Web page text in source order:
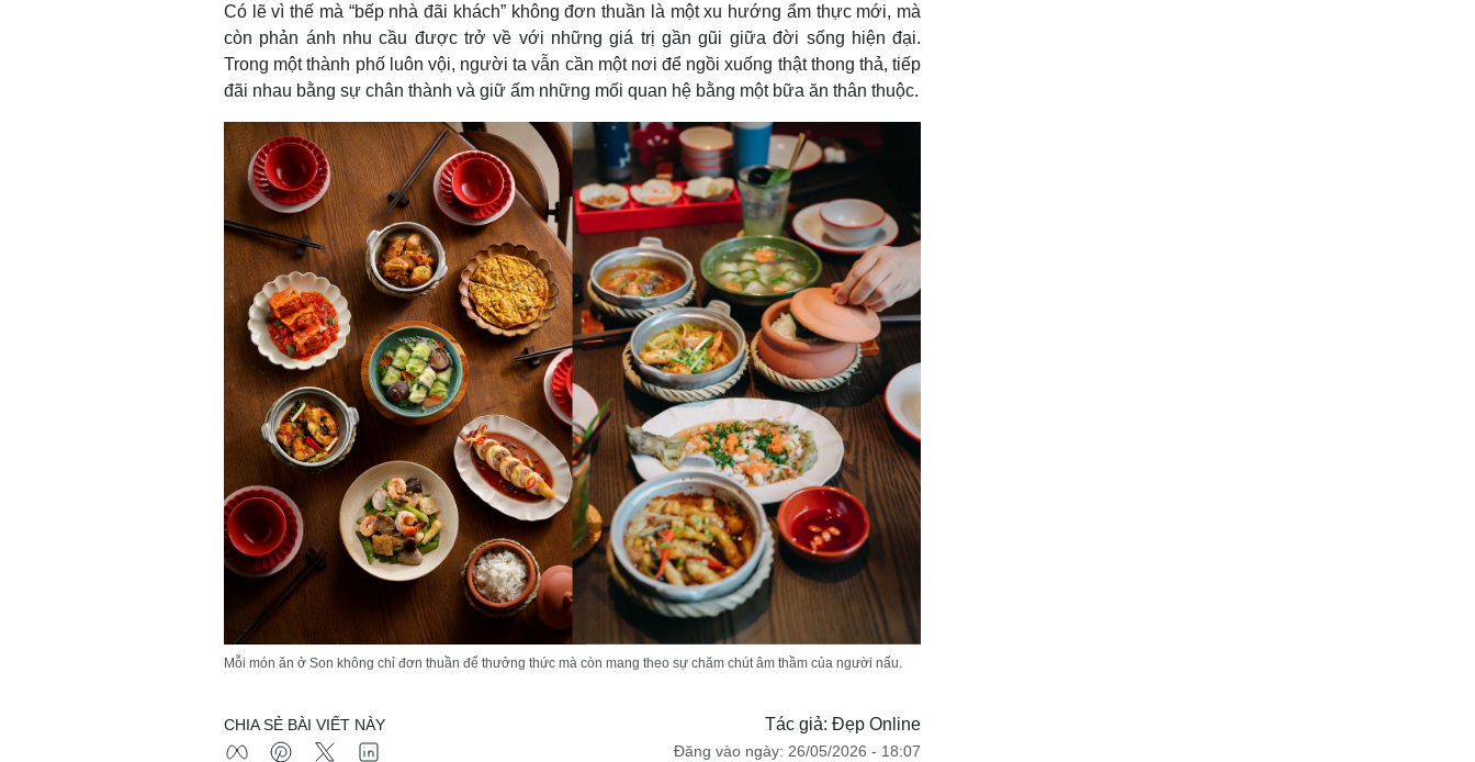
Có lẽ vì thế mà “bếp nhà đãi khách” không đơn thuần là một xu hướng ẩm thực mới, mà
còn phản ánh nhu cầu được trở về với những giá trị gần gũi giữa đời sống hiện đại.
Trong một thành phố luôn vội, người ta vẫn cần một nơi để ngồi xuống thật thong thả, tiếp
đãi nhau bằng sự chân thành và giữ ấm những mối quan hệ bằng một bữa ăn thân thuộc.
Mỗi món ăn ở Son không chỉ đơn thuần để thưởng thức mà còn mang theo sự chăm chút âm thầm của người nấu.
Tác giả: Đẹp Online
Đăng vào ngày: 26/05/2026 - 18:07
CHIA SẺ BÀI VIẾT NÀY